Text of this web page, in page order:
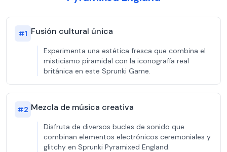
#1 Fusión cultural única
Experimenta una estética fresca que combina el
misticismo piramidal con la iconografía real
británica en este Sprunki Game.
#2 Mezcla de música creativa
Disfruta de diversos bucles de sonido que
combinan elementos electrónicos ceremoniales y
glitchy en Sprunki Pyramixed England.